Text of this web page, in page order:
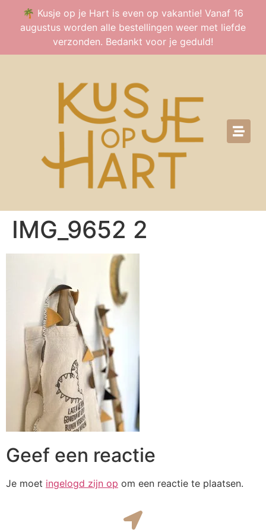
🌴 Kusje op je Hart is even op vakantie! Vanaf 16
augustus worden alle bestellingen weer met liefde
verzonden. Bedankt voor je geduld!
IMG_9652 2
Geef een reactie
Je moet ingelogd zijn op om een reactie te plaatsen.